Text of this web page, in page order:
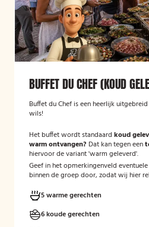
BUFFET DU CHEF (KOUD
Buffet du Chef is een heerlijk
wils!
Het buffet wordt standaard koud
warm ontvangen? Dat kan tegen een
hiervoor de variant 'warm geleverd'.
Geef in het opmerkingenveld eventuele
binnen de groep door, zodat wij hier
5 warme gerechten
6 koude gerechten